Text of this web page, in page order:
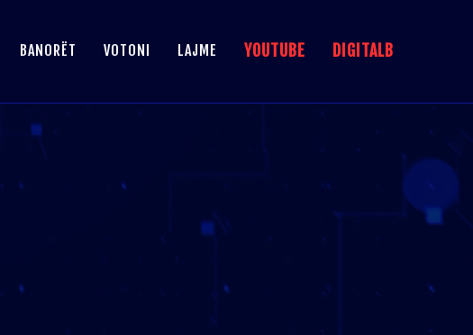
BANORËT VOTONI LAJME YOUTUBE DIGITALB